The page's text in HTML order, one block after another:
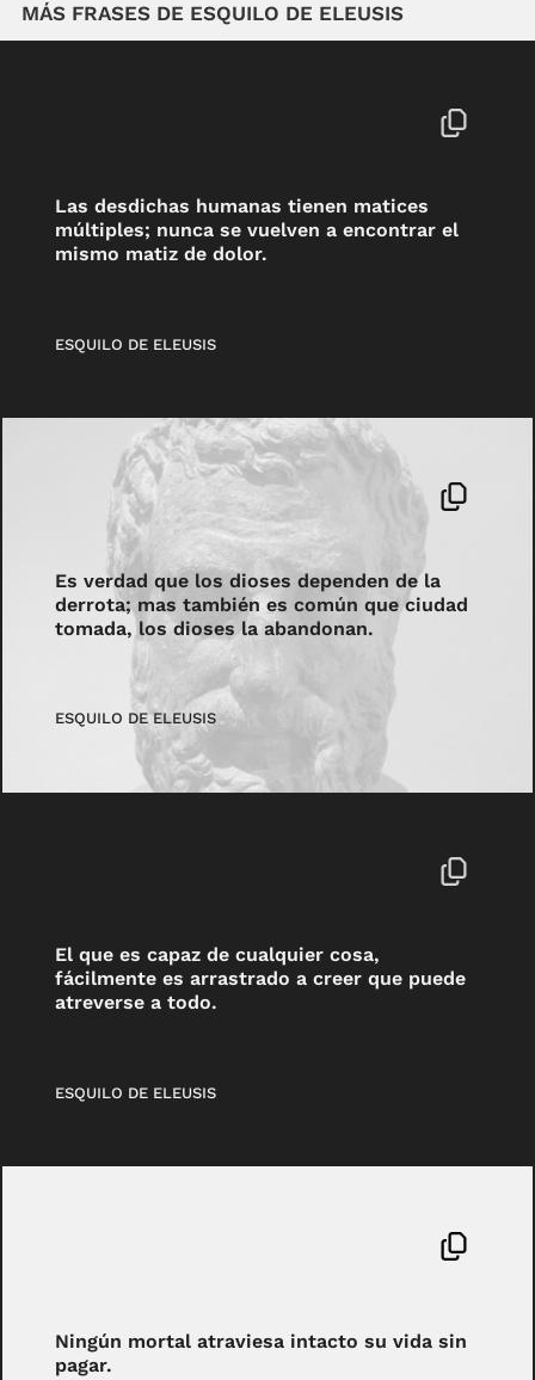
MÁS FRASES DE ESQUILO DE ELEUSIS
Las desdichas humanas tienen matices
múltiples; nunca se vuelven a encontrar el
mismo matiz de dolor.
ESQUILO DE ELEUSIS
Es verdad que los dioses dependen de la
derrota; mas también es común que ciudad
tomada, los dioses la abandonan.
ESQUILO DE ELEUSIS
El que es capaz de cualquier cosa,
fácilmente es arrastrado a creer que puede
atreverse a todo.
ESQUILO DE ELEUSIS
Ningún mortal atraviesa intacto su vida sin
pagar.